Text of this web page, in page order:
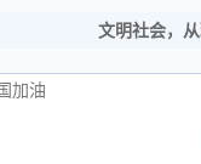
文明社会，